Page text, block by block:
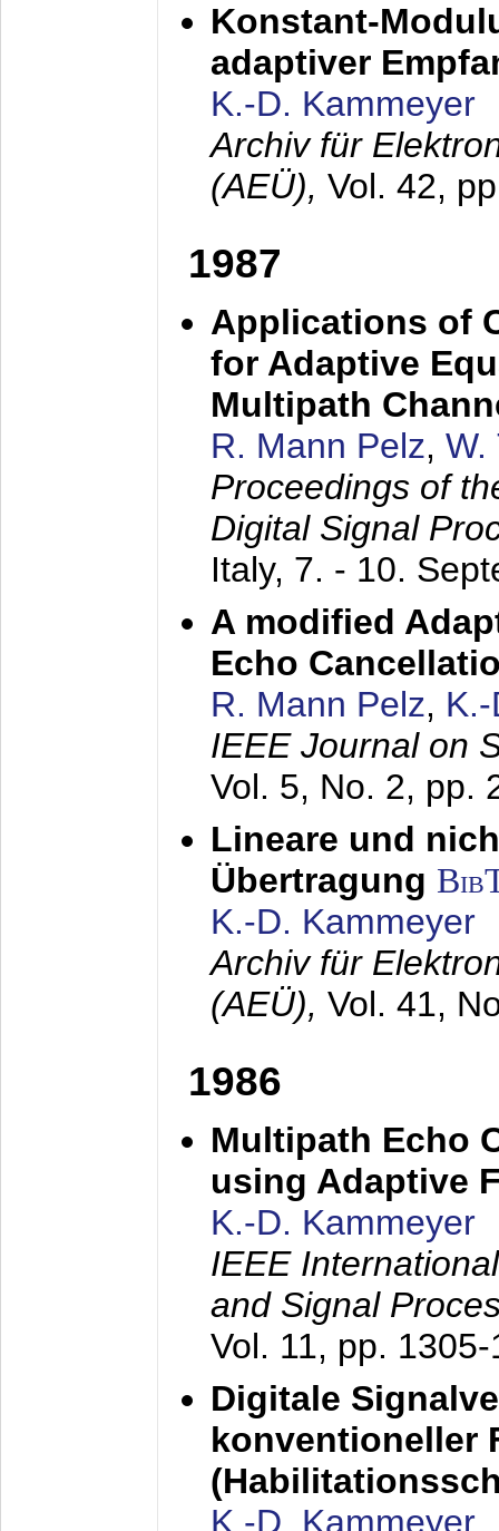
Konstant-
adaptiver
K.-D. Kammeyer
Archiv für
(AEÜ), Vol. 42,
1987
Applications of
for Adaptive
Multipath
R. Mann Pelz, W.
Proceedings of
Digital Signal
Italy, 7. - 10.
A modified
Echo
R. Mann Pelz,
IEEE Journal on
Vol. 5, No. 2, pp.
Lineare und
Übertragung
K.-D. Kammeyer
Archiv für
(AEÜ), Vol. 41,
1986
Multipath Echo
using Adaptive
K.-D. Kammeyer
IEEE
and Signal
Vol. 11, pp.
Digitale
konventioneller
K.-D. Kammeyer